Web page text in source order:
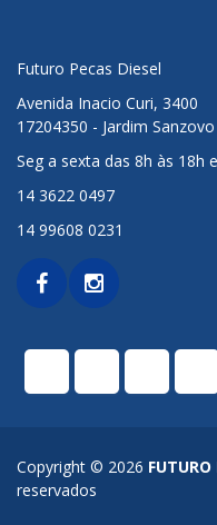
Futuro Pecas Diesel
Avenida Inacio Curi, 3400
17204350 - Jardim Sanzovo
Seg a sexta das 8h às 18h
14 3622 0497
14 99608 0231
Copyright © 2026 FUTURO
reservados